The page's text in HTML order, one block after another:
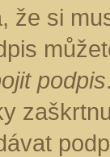
že si
podpis